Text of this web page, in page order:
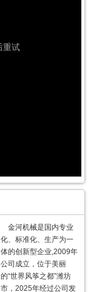
金河机械是国内专业
化、标准化、生产为一
体的创新型企业,2009年
公司成立，位于美丽
的“世界风筝之都”潍坊
市，2025年经过公司发